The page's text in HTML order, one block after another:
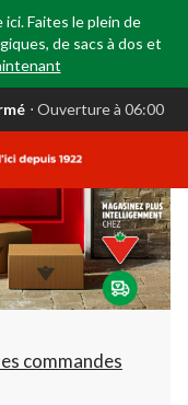
Faites le plein de
de sacs à dos et
⋅ Ouverture à 06:00
commandes